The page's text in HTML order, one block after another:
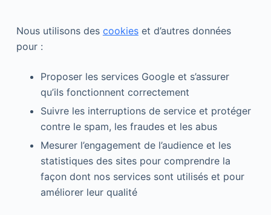
Nous utilisons des cookieset d’autres données
pour :
Proposer les services Google et s’assurer
qu’ils fonctionnent correctement
Suivre les interruptions de service et protéger
contre le spam, les fraudes et les abus
Mesurer l’engagement de l’audience et les
statistiques des sites pour comprendre la
façon dont nos services sont utilisés et pour
améliorer leur qualité